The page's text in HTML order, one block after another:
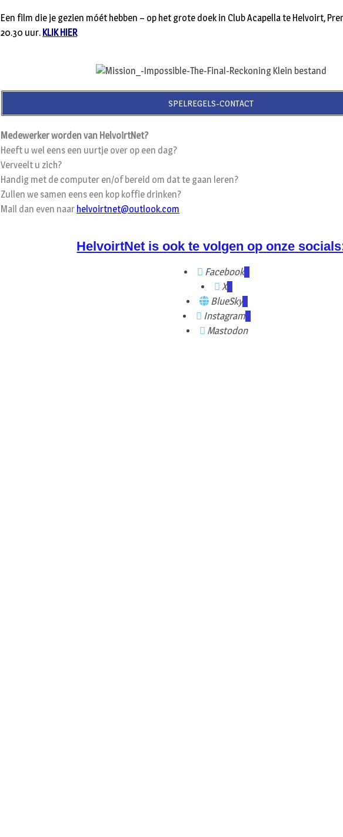
Een film die je gezien móét hebben – op het grote doek in Club Acapella te Helvoirt,
20.30 uur. KLIK HIER
SPELREGELS-CONTACT
Medewerker worden van HelvoirtNet?
Heeft u wel eens een uurtje over op een dag?
Verveelt u zich?
Handig met de computer en/of bereid om dat te gaan leren?
Zullen we samen eens een kop koffie drinken?
Mail dan even naar helvoirtnet@outlook.com
HelvoirtNet is ook te volgen op onze
Facebook
X
BlueSky
Instagram
Mastodon